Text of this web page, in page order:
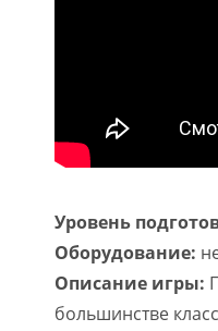
Уровень
Оборудование:
Описание игры:
большинстве